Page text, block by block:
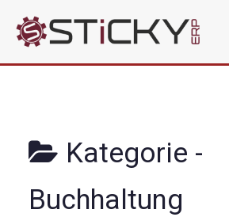
Inhalt
Die
Kategorie -
Buchhaltung